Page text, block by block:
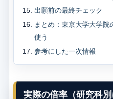
出願前の最終チェック
まとめ：東京大学大学院
使う
参考にした一次情報
実際の倍率（研究科